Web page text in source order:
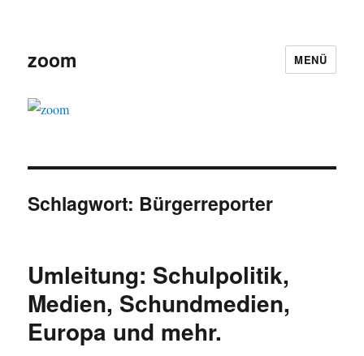
zoom MENÜ
Schlagwort: Bürgerreporter
Umleitung: Schulpolitik,
Medien, Schundmedien,
Europa und mehr.